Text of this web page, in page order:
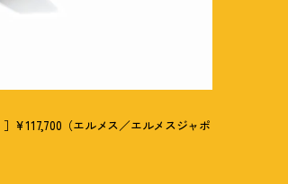
¥117,700（エルメス／エルメスジャポ